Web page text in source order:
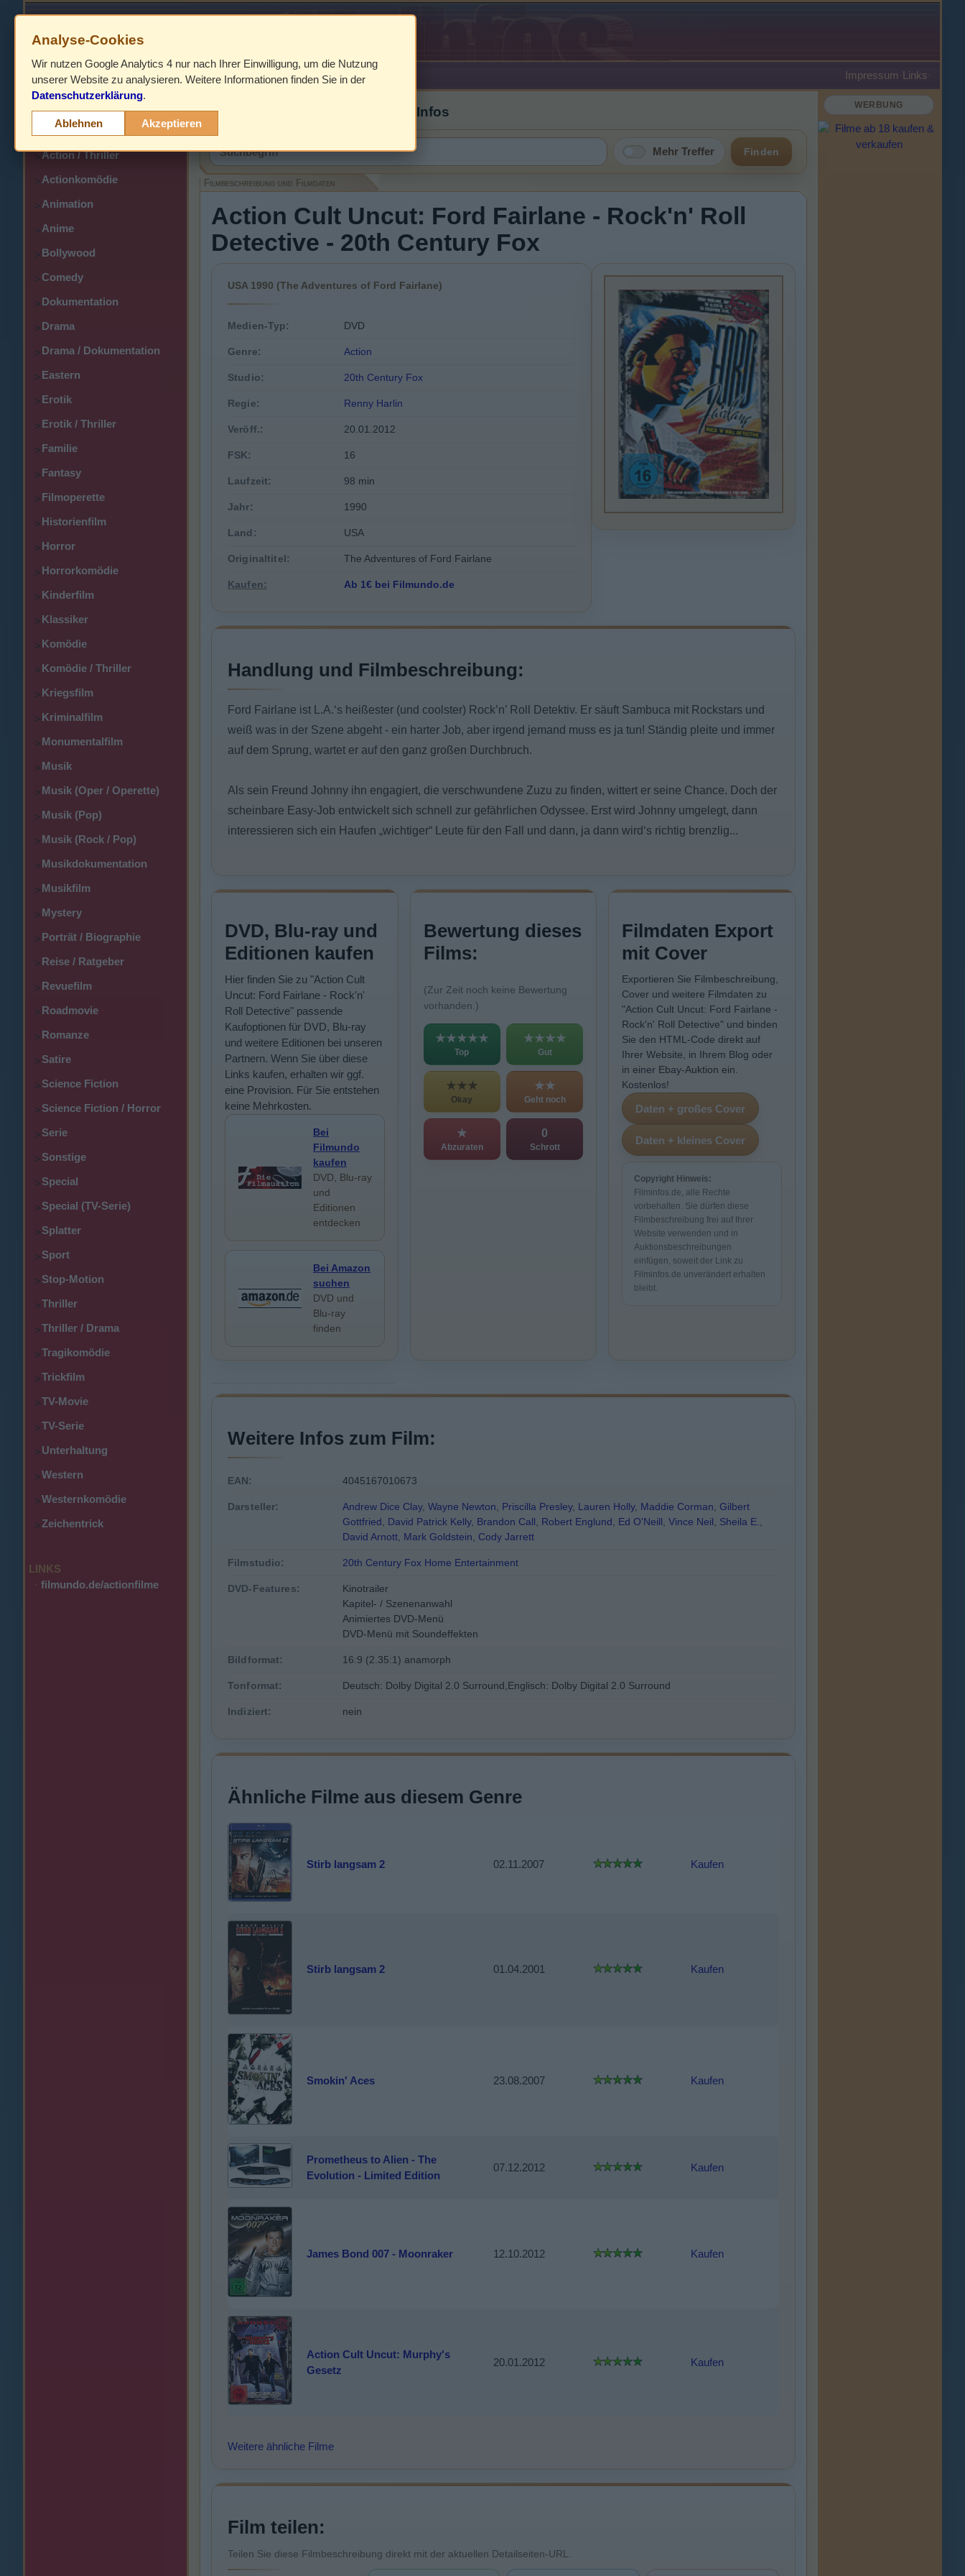
HOME Impressum ·Links·
>
> Action
>Action / Thriller
>Actionkomödie
>Animation
>Anime
>Bollywood
>Comedy
>Dokumentation
>Drama
>Drama / Dokumentation
>Eastern
>Erotik
>Erotik / Thriller
>Familie
>Fantasy
>Filmoperette
>Historienfilm
>Horror
>Horrorkomödie
>Kinderfilm
>Klassiker
>Komödie
>Komödie / Thriller
>Kriegsfilm
>Kriminalfilm
>Monumentalfilm
>Musik
>Musik (Oper / Operette)
>Musik (Pop)
>Musik (Rock / Pop)
>Musikdokumentation
>Musikfilm
>Mystery
>Porträt / Biographie
>Reise / Ratgeber
>Revuefilm
>Roadmovie
>Romanze
>Satire
>Science Fiction
>Science Fiction / Horror
>Serie
>Sonstige
>Special
>Special (TV-Serie)
>Splatter
>Sport
>Stop-Motion
>Thriller
>Thriller / Drama
>Tragikomödie
>Trickfilm
>TV-Movie
>TV-Serie
>Unterhaltung
>Western
>Westernkomödie
>Zeichentrick
LINKS
· filmundo.de/actionfilme
Filmbeschreibung, Cover & DVD Infos
Mehr Treffer Finden
Filmbeschreibung und Filmdaten
Action Cult Uncut: Ford Fairlane - Rock'n' Roll
Detective - 20th Century Fox
USA 1990 (The Adventures of Ford Fairlane)
Medien-Typ: DVD
Genre: Action
Studio: 20th Century Fox
Regie: Renny Harlin
Veröff.: 20.01.2012
FSK: 16
Laufzeit: 98 min
Jahr: 1990
Land: USA
Originaltitel: The Adventures of Ford Fairlane
Kaufen: Ab 1€ bei Filmundo.de
Handlung und Filmbeschreibung:
Ford Fairlane ist L.A.‘s heißester (und coolster) Rock’n’ Roll Detektiv. Er säuft Sambuca mit Rockstars und
weiß was in der Szene abgeht - ein harter Job, aber irgend jemand muss es ja tun! Ständig pleite und immer
auf dem Sprung, wartet er auf den ganz großen Durchbruch.
Als sein Freund Johnny ihn engagiert, die verschwundene Zuzu zu finden, wittert er seine Chance. Doch der
scheinbare Easy-Job entwickelt sich schnell zur gefährlichen Odyssee. Erst wird Johnny umgelegt, dann
interessieren sich ein Haufen „wichtiger“ Leute für den Fall und dann, ja dann wird‘s richtig brenzlig...
DVD, Blu-ray und
Editionen kaufen
Hier finden Sie zu "Action Cult
Uncut: Ford Fairlane - Rock'n'
Roll Detective" passende
Kaufoptionen für DVD, Blu-ray
und weitere Editionen bei unseren
Partnern. Wenn Sie über diese
Links kaufen, erhalten wir ggf.
eine Provision. Für Sie entstehen
keine Mehrkosten.
Bei
Filmundo
kaufen
DVD, Blu-ray
und
Editionen
entdecken
Bei Amazon
suchen
DVD und
Blu-ray
finden
Bewertung dieses
Films:
(Zur Zeit noch keine Bewertung
vorhanden.)
★★★★★
Top
★★★★
Gut
★★★
Okay
★★
Geht noch
★
Abzuraten
0
Schrott
Filmdaten Export
mit Cover
Exportieren Sie Filmbeschreibung,
Cover und weitere Filmdaten zu
"Action Cult Uncut: Ford Fairlane -
Rock'n' Roll Detective" und binden
Sie den HTML-Code direkt auf
Ihrer Website, in Ihrem Blog oder
in einer Ebay-Auktion ein.
Kostenlos!
Copyright Hinweis:
Filminfos.de, alle Rechte
vorbehalten. Sie dürfen diese
Filmbeschreibung frei auf Ihrer
Website verwenden und in
Auktionsbeschreibungen
einfügen, soweit der Link zu
Filminfos.de unverändert erhalten
bleibt.
Weitere Infos zum Film:
EAN: 4045167010673
Darsteller: Andrew Dice Clay, Wayne Newton Priscilla Presley, Lauren Holly, Maddie Corman
Gilbert
Gottfried
David Patrick Kelly, Brandon Call Robert Englund Ed O'Neill Vince Neil Sheila E.
David Arnott Mark Goldstein Cody Jarrett
Filmstudio: 20th Century Fox Home Entertainment
DVD-Features:
Kinotrailer
Kapitel- / Szenenanwahl
Animiertes DVD-Menü
DVD-Menü mit Soundeffekten
Bildformat: 16:9 (2.35:1) anamorph
Tonformat: Deutsch: Dolby Digital 2.0 Surround,Englisch: Dolby Digital 2.0 Surround
Indiziert: nein
Ähnliche Filme aus diesem Genre
Stirb langsam 2 02.11.2007 Kaufen
Stirb langsam 2 01.04.2001 Kaufen
Smokin' Aces 23.08.2007 Kaufen
Prometheus to Alien - The
Evolution - Limited Edition
07.12.2012 Kaufen
James Bond 007 - Moonraker 12.10.2012 Kaufen
Action Cult Uncut: Murphy's
Gesetz
20.01.2012 Kaufen
Weitere ähnliche Filme
Film teilen:
Teilen Sie diese Filmbeschreibung direkt mit der aktuellen Detailseiten-URL.
WERBUNG
Analyse-Cookies
Wir nutzen Google Analytics 4 nur nach Ihrer Einwilligung, um die Nutzung
unserer Website zu analysieren. Weitere Informationen finden Sie in der
Datenschutzerklärung.
Ablehnen Akzeptieren